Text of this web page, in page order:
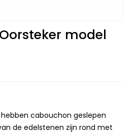
model
cabouchon geslepen
de edelstenen zijn rond met